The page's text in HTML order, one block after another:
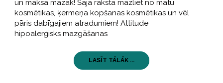
un maksā mazāk! Šajā rakstā mazliet no matu
kosmētikas, ķermeņa kopšanas kosmētikas un vēl
pāris dabīgajiem atradumiem! Attitude
hipoalerģisks mazgāšanas
LASĪT TĀLĀK ...